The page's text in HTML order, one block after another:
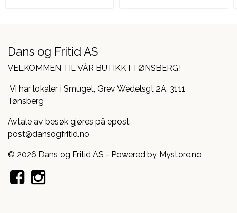
Dans og Fritid AS
VELKOMMEN TIL VÅR BUTIKK I TØNSBERG!
Vi har lokaler i Smuget, Grev Wedelsgt 2A, 3111
Tønsberg
Avtale av besøk gjøres på epost:
post@dansogfritid.no
© 2026 Dans og Fritid AS - Powered by Mystore.no